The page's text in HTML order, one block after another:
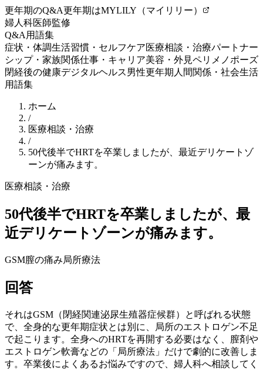
更年期のQ&A更年期はMYLILY（マイリリー）
婦人科医師監修
Q&A 用語集
症状・体調生活習慣・セルフケア医療相談・治療パートナー
シップ・家族関係仕事・キャリア美容・外見ペリメノポーズ
閉経後の健康デジタルヘルス男性更年期 人間関係・社会生活
用語集
ホーム
/
医療相談・治療
/
50代後半でHRTを卒業しましたが、最近デリケートゾ
ーンが痛みます。
医療相談・治療
50代後半でHRTを卒業しましたが、最
近デリケートゾーンが痛みます。
GSM膣の痛み局所療法
回答
それはGSM（閉経関連泌尿生殖器症候群）と呼ばれる状態
で、全身的な更年期症状とは別に、局所のエストロゲン不足
で起こります。全身へのHRTを再開する必要はなく、膣剤や
エストロゲン軟膏などの「局所療法」だけで劇的に改善しま
す。卒業後によくあるお悩みですので、婦人科へ相談してく